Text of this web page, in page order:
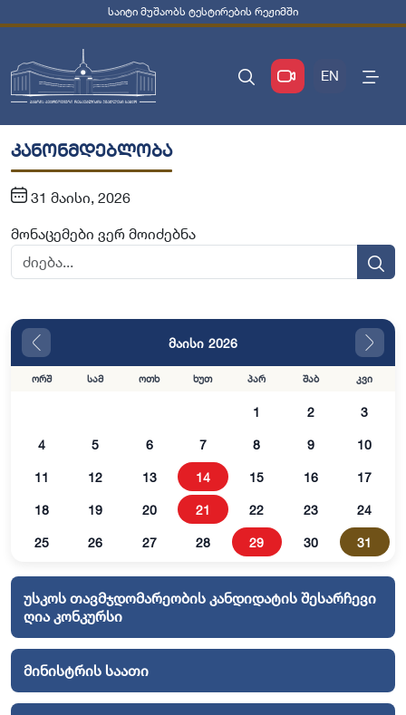
საიტი მუშაობს ტესტირების რეჟიმში
EN
კანონმდებლობა
31 მაისი, 2026
მონაცემები ვერ მოიძებნა
მაისი 2026
ორშ სამ ოთხ ხუთ პარ შაბ კვი
1 2 3
4 5 6 7 8 9 10
11 12 13 14 15 16 17
18 19 20 21 22 23 24
25 26 27 28 29 30 31
უსკოს თავმჯდომარეობის კანდიდატის შესარჩევი
ღია კონკურსი
მინისტრის საათი